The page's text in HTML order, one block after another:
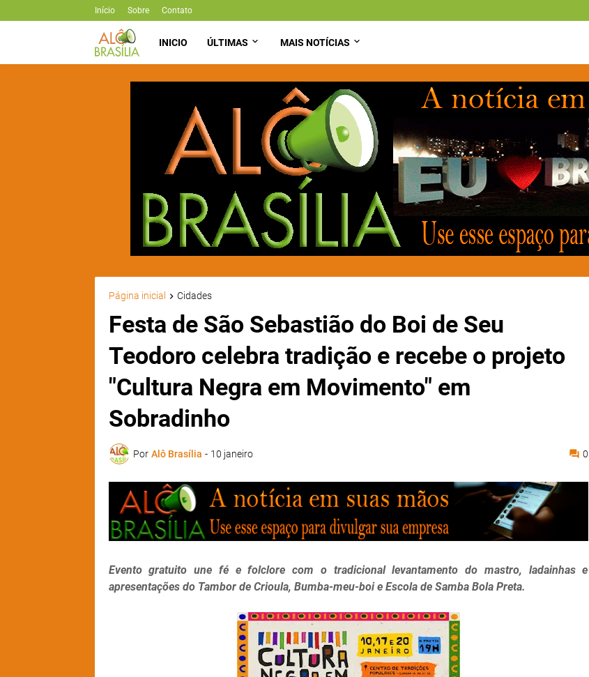
Início Sobre Contato
INICIO ÚLTIMAS MAIS NOTÍCIAS
Página inicial Cidades
Festa de São Sebastião do Boi de Seu
Teodoro celebra tradição e recebe o projeto
"Cultura Negra em Movimento" em
Sobradinho
Por Alô Brasília - 10 janeiro 0
Evento gratuito une fé e folclore com o tradicional levantamento do mastro, ladainhas e
apresentações do Tambor de Crioula, Bumba-meu-boi e Escola de Samba Bola Preta.